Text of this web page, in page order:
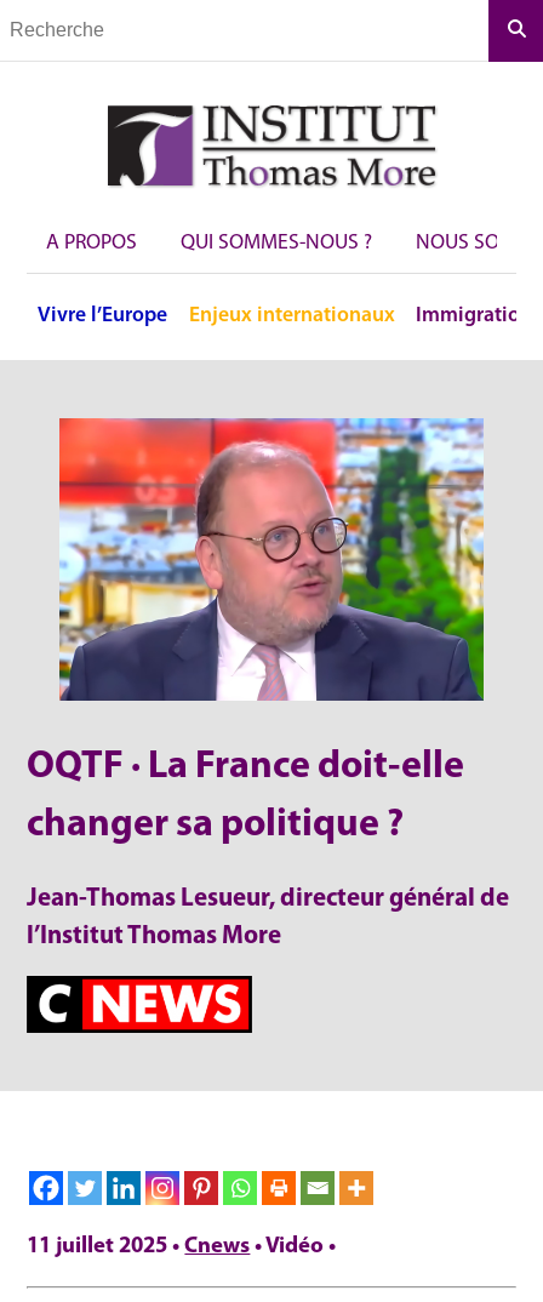
A PROPOS QUI SOMMES-NOUS ? NOUS
Vivre l’Europe Enjeux internationaux Immigration
OQTF · La France doit-elle
changer sa politique ?
Jean-Thomas Lesueur, directeur général de
l’Institut Thomas More
11 juillet 2025 •Cnews • Vidéo •